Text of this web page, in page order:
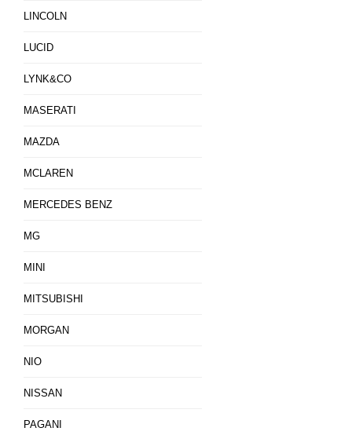
LINCOLN
LUCID
LYNK&CO
MASERATI
MAZDA
MCLAREN
MERCEDES BENZ
MG
MINI
MITSUBISHI
MORGAN
NIO
NISSAN
PAGANI